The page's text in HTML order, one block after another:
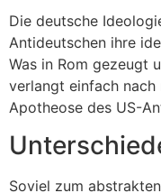
Die deutsche
Antideutschen ihre
Was in Rom gezeugt
verlangt einfach
Apotheose des US-
Soviel zum